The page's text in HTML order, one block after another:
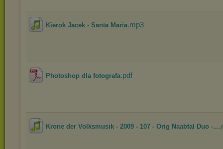
Kierok Jacek - Santa Maria.mp3
Photoshop dla fotografa.pdf
Krone der Volksmusik - 2009 - 107 - Orig Naabtal Duo -...